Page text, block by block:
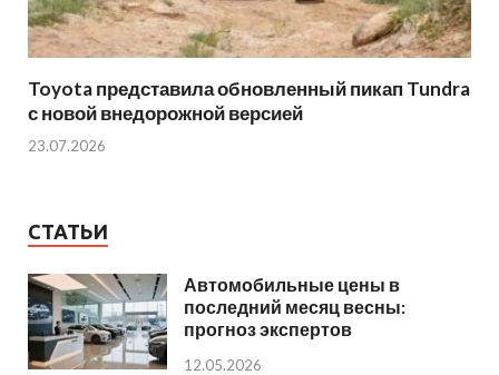
Toyota представила обновленный пикап Tundra
с новой внедорожной версией
23.07.2026
СТАТЬИ
Автомобильные цены в
последний месяц весны:
прогноз экспертов
12.05.2026